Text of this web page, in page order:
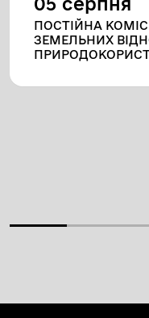
ПОСТІЙНА
ЗЕМЕЛЬНИХ
БУДІВНИЦТВА,